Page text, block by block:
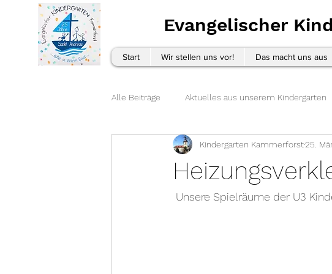
Evangelischer
Start Wir stellen uns vor! Das macht uns aus
Alle Beiträge Aktuelles aus unserem Kindergarten
Kindergarten Kammerforst25.
Unsere Spielräume der U3